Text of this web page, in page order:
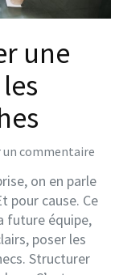
une
un commentaire
on en parle
pour cause. Ce
future équipe,
poser les
Structurer